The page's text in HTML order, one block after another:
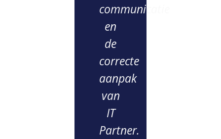
communicatie
en
de
correcte
aanpak
van
IT
Partner.